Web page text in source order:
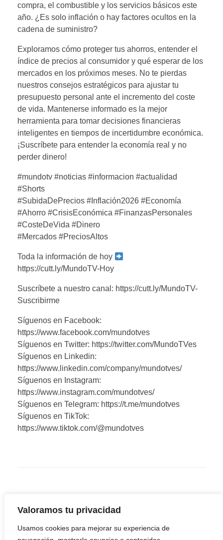
Valoramos tu privacidad
Usamos cookies para mejorar su experiencia de
compra, el combustible y los servicios básicos este
año. ¿Es solo inflación o hay factores ocultos en la
cadena de suministro?
Exploramos cómo proteger tus ahorros, entender el
índice de precios al consumidor y qué esperar de los
mercados en los próximos meses. No te pierdas
nuestros consejos estratégicos para ajustar tu
presupuesto personal ante el incremento del coste
de vida. Mantenerse informado es la mejor
herramienta para tomar decisiones financieras
inteligentes en tiempos de incertidumbre económica.
¡Suscríbete para entender la economía real y no
perder dinero!
#mundotv #noticias #informacion #actualidad
#Shorts
#SubidaDePrecios #Inflación2026 #Economía
#Ahorro #CrisisEconómica #FinanzasPersonales
#CosteDeVida #Dinero
#Mercados #PreciosAltos
Toda la información de hoy
https://cutt.ly/MundoTV-Hoy
Suscríbete a nuestro canal: https://cutt.ly/MundoTV-
Suscribirme
Síguenos en Facebook:
https://www.facebook.com/mundotves
Síguenos en Twitter: https://twitter.com/MundoTVes
Síguenos en Linkedin:
https://www.linkedin.com/company/mundotves/
Síguenos en Instagram:
https://www.instagram.com/mundotves/
Síguenos en Telegram: https://t.me/mundotves
Síguenos en TikTok:
https://www.tiktok.com/@mundotves